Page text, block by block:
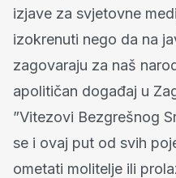
izjave za svjetovne
izokrenuti nego da na
zagovaraju za naš
apolitičan događaj u
”Vitezovi Bezgrešnog
se i ovaj put od svih
ometati molitelje ili